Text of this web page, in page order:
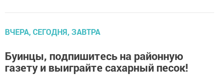
ВЧЕРА, СЕГОДНЯ, ЗАВТРА
Буинцы, подпишитесь на районную
газету и выиграйте сахарный песок!